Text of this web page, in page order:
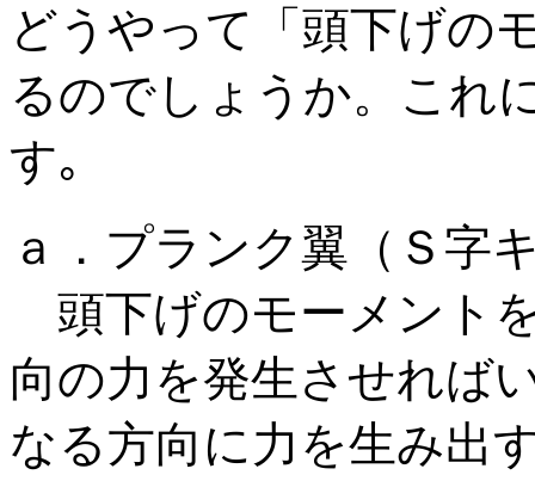
どうやって「頭下げの
るのでしょうか。これ
す｡
ａ．プランク翼（Ｓ字
頭下げのモーメント
向の力を発生させれば
なる方向に力を生み出